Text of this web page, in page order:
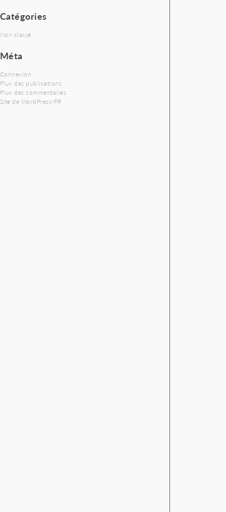
Catégories
Non classé
Méta
Connexion
Flux des publications
Flux des commentaires
Site de WordPress-FR